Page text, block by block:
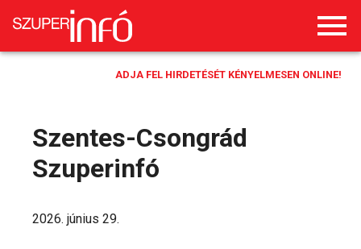
ADJA FEL HIRDETÉSÉT KÉNYELMESEN ONLINE!
Szentes-Csongrád
Szuperinfó
2026. június 29.